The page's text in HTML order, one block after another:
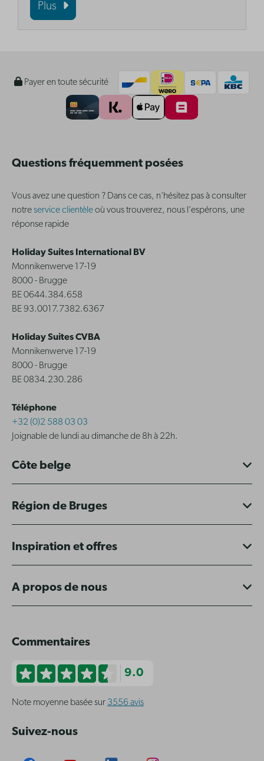
Plus
Payer en toute sécurité
Questions fréquemment posées
Vous avez une question ? Dans ce cas, n'hésitez pas à consulter
notreservice clientèleoù vous trouverez, nous l'espérons, une
réponse rapide
Holiday Suites International BV
Monnikenwerve 17-19
8000 - Brugge
BE 0644.384.658
BE 93.0017.7382.6367
Holiday Suites CVBA
Monnikenwerve 17-19
8000 - Brugge
BE 0834.230.286
Téléphone
+32 (0)2 588 03 03
Joignable de lundi au dimanche de 8h à 22h.
Côte belge
Région de Bruges
Inspiration et offres
A propos de nous
Commentaires
9.0
Note moyenne basée sur 3556 avis
Suivez-nous